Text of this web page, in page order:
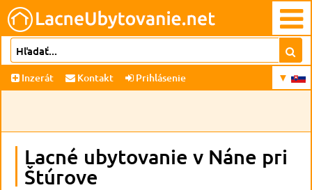
Inzerát Kontakt Prihlásenie
Lacné ubytovanie v Náne pri
Štúrove